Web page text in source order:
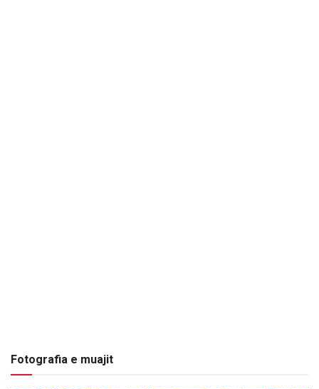
Fotografia e muajit